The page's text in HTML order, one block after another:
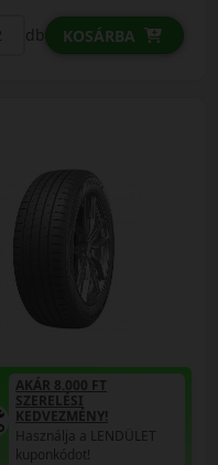
db KOSÁRBA
AKÁR 8.000 FT
SZERELÉSI
KEDVEZMÉNY!
Használja a LENDÜLET
kuponkódot!